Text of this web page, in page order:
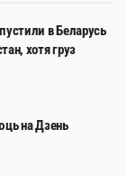
в Беларусь
хотя груз
на Дзень